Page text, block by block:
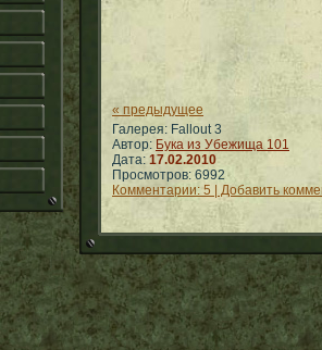
« предыдущее
Галерея: Fallout 3
Автор: Бука из Убежища 101
Дата: 17.02.2010
Просмотров: 6992
Комментарии: 5 | Добавить